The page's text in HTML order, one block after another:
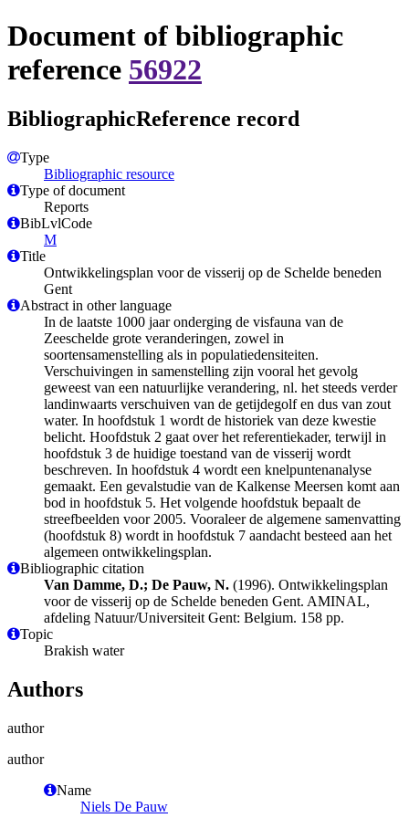
Document of bibliographic
reference 56922
BibliographicReference record
Type
Bibliographic resource
Type of document
Reports
BibLvlCode
M
Title
Ontwikkelingsplan voor de visserij op de Schelde beneden
Gent
Abstract in other language
In de laatste 1000 jaar onderging de visfauna van de
Zeeschelde grote veranderingen, zowel in
soortensamenstelling als in populatiedensiteiten.
Verschuivingen in samenstelling zijn vooral het gevolg
geweest van een natuurlijke verandering, nl. het steeds verder
landinwaarts verschuiven van de getijdegolf en dus van zout
water. In hoofdstuk 1 wordt de historiek van deze kwestie
belicht. Hoofdstuk 2 gaat over het referentiekader, terwijl in
hoofdstuk 3 de huidige toestand van de visserij wordt
beschreven. In hoofdstuk 4 wordt een knelpuntenanalyse
gemaakt. Een gevalstudie van de Kalkense Meersen komt aan
bod in hoofdstuk 5. Het volgende hoofdstuk bepaalt de
streefbeelden voor 2005. Vooraleer de algemene samenvatting
(hoofdstuk 8) wordt in hoofdstuk 7 aandacht besteed aan het
algemeen ontwikkelingsplan.
Bibliographic citation
Van Damme, D.; De Pauw, N. (1996). Ontwikkelingsplan
voor de visserij op de Schelde beneden Gent. AMINAL,
afdeling Natuur/Universiteit Gent: Belgium. 158 pp.
Topic
Brakish water
Authors
author
author
Name
Niels De Pauw